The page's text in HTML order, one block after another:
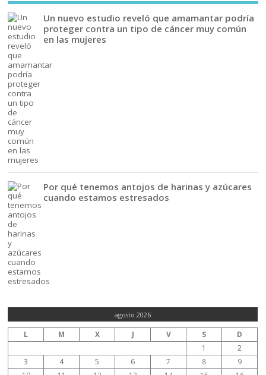
Un nuevo estudio reveló que amamantar podría
proteger contra un tipo de cáncer muy común
en las mujeres
Por qué tenemos antojos de harinas y azúcares
cuando estamos estresados
agosto 2026
L M X J V S
D
1
2
3
4 5 6 7 8
9